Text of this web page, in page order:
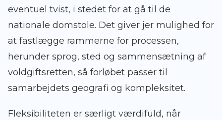
eventuel tvist, i stedet for at gå til de
nationale domstole. Det giver jer mulighed for
at fastlægge rammerne for processen,
herunder sprog, sted og sammensætning af
voldgiftsretten, så forløbet passer til
samarbejdets geografi og kompleksitet.
Fleksibiliteten er særligt værdifuld, når